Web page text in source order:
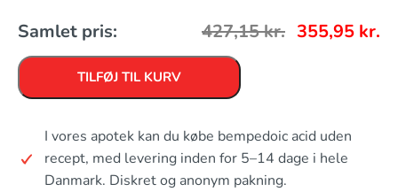
Samlet pris: 427,15kr. 355,95 kr.
TILFØJ TIL KURV
I vores apotek kan du købe bempedoic acid uden
recept, med levering inden for 5–14 dage i hele
Danmark. Diskret og anonym pakning.